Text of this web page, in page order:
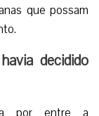
que possam
decidido
por entre a